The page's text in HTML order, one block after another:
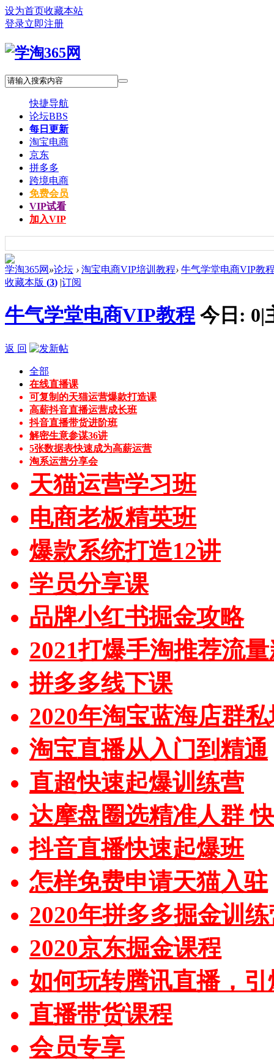
设为首页收藏本站
登录立即注册
快捷导航
论坛BBS
每日更新
淘宝电商
京东
拼多多
跨境电商
免费会员
VIP试看
加入VIP
学淘365网 »论坛 › 淘宝电商VIP培训教程› 牛气学堂电商VIP教
收藏本版 (3) |订阅
牛气学堂电商VIP教程 今日: 0|
返 回
全部
在线直播课
可复制的天猫运营爆款打造课
高薪抖音直播运营成长班
抖音直播带货进阶班
解密生意参谋36讲
5张数据表快速成为高薪运营
淘系运营分享会
天猫运营学习班
电商老板精英班
爆款系统打造12讲
学员分享课
品牌小红书掘金攻略
2021打爆手淘推荐流
拼多多线下课
2020年淘宝蓝海店群
淘宝直播从入门到精通
直超快速起爆训练营
达摩盘圈选精准人群
抖音直播快速起爆班
怎样免费申请天猫入驻
2020年拼多多掘金训
2020京东掘金课程
如何玩转腾讯直播，
直播带货课程
会员专享